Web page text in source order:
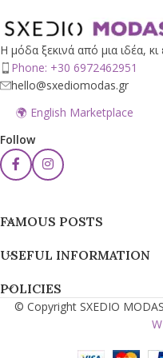
Η μόδα ξεκινά από μια ιδέα,
Phone: +30 6972462951
hello@sxediomodas.gr
🌍 English Marketplace
Follow
FAMOUS POSTS
USEFUL INFORMATION
POLICIES
© Copyright SXEDIO